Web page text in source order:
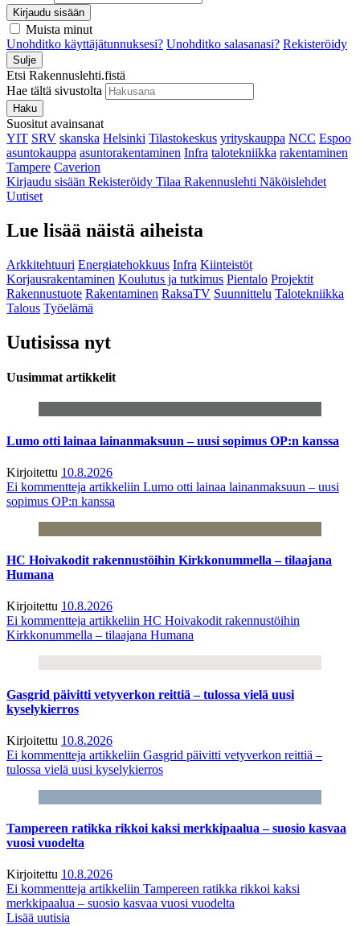
Kirjaudu sisään
Muista minut
Unohditko käyttäjätunnuksesi? Unohditko salasanasi? Rekisteröidy
Sulje
Etsi Rakennuslehti.fistä
Hae tältä sivustolta
Haku
Suositut avainsanat
YIT SRV skanska Helsinki Tilastokeskus yrityskauppa NCC Espoo
asuntokauppa asuntorakentaminen Infra talotekniikka rakentaminen
Tampere Caverion
Kirjaudu sisään Rekisteröidy Tilaa Rakennuslehti Näköislehdet
Uutiset
Lue lisää näistä aiheista
Arkkitehtuuri Energiatehokkuus Infra Kiinteistöt
Korjausrakentaminen Koulutus ja tutkimus Pientalo Projektit
Rakennustuote Rakentaminen RaksaTV Suunnittelu Talotekniikka
Talous Työelämä
Uutisissa nyt
Uusimmat artikkelit
Lumo otti lainaa lainanmaksuun – uusi sopimus OP:n kanssa
Kirjoitettu 10.8.2026
Ei kommentteja artikkeliin Lumo otti lainaa lainanmaksuun – uusi
sopimus OP:n kanssa
HC Hoivakodit rakennustöihin Kirkkonummella – tilaajana
Humana
Kirjoitettu 10.8.2026
Ei kommentteja artikkeliin HC Hoivakodit rakennustöihin
Kirkkonummella – tilaajana Humana
Gasgrid päivitti vetyverkon reittiä – tulossa vielä uusi
kyselykierros
Kirjoitettu 10.8.2026
Ei kommentteja artikkeliin Gasgrid päivitti vetyverkon reittiä –
tulossa vielä uusi kyselykierros
Tampereen ratikka rikkoi kaksi merkkipaalua – suosio kasvaa
vuosi vuodelta
Kirjoitettu 10.8.2026
Ei kommentteja artikkeliin Tampereen ratikka rikkoi kaksi
merkkipaalua – suosio kasvaa vuosi vuodelta
Lisää uutisia